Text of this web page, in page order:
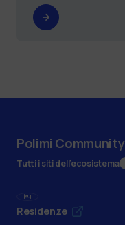
Polimi Community
Tutti i siti dell’ecosistema
Residenze